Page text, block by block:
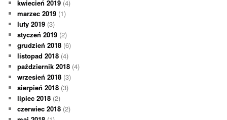
kwiecień 2019 (4)
marzec 2019 (1)
luty 2019 (3)
styczeń 2019 (2)
grudzień 2018 (6)
listopad 2018 (4)
październik 2018 (4)
wrzesień 2018 (3)
sierpień 2018 (3)
lipiec 2018 (2)
czerwiec 2018 (2)